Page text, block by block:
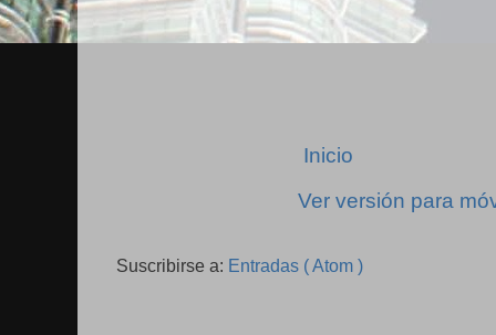
Inicio
Ver versión para
Suscribirse a: Entradas ( Atom )